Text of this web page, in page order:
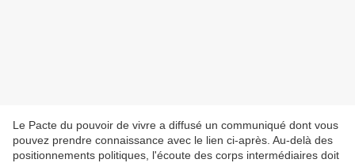
Le Pacte du pouvoir de vivre a diffusé un communiqué dont vous
pouvez prendre connaissance avec le lien ci-après. Au-delà des
positionnements politiques, l'écoute des corps intermédiaires doit